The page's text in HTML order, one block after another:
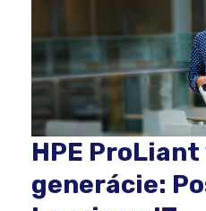
HPE ProLiant
generácie: